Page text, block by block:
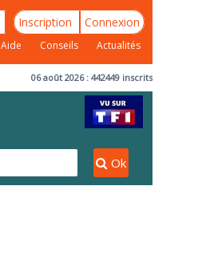
Inscription Connexion
Aide Conseils Actualités
06 août 2026 : 442449 inscrits
Ok